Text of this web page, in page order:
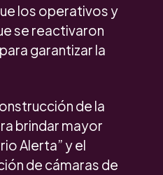
los operativos y
se reactivaron
garantizar la
de la
brindar mayor
Alerta” y el
de cámaras de